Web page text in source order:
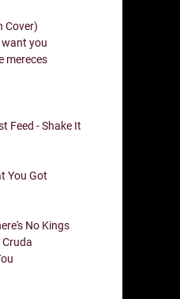
Cover)
want you
mereces
Feed - Shake It
You Got
No Kings